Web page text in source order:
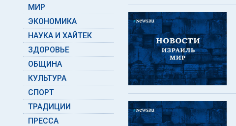
МИР
ЭКОНОМИКА
НАУКА И ХАЙТЕК
ЗДОРОВЬЕ
ОБЩИНА
КУЛЬТУРА
СПОРТ
ТРАДИЦИИ
ПРЕССА